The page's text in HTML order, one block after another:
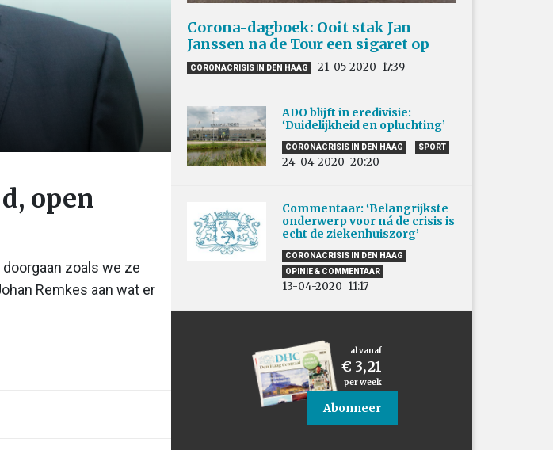
open
zoals we ze
Remkes aan wat er
Corona-dagboek: Ooit stak Jan
Janssen na de Tour een sigaret op
CORONACRISIS IN DEN HAAG 21-05-2020 17:39
ADO blijft in eredivisie:
‘Duidelijkheid en opluchting’
CORONACRISIS IN DEN HAAG SPORT
24-04-2020 20:20
Commentaar: ‘Belangrijkste
onderwerp voor ná de crisis is
echt de ziekenhuiszorg’
CORONACRISIS IN DEN HAAG
OPINIE & COMMENTAAR
13-04-2020 11:17
al vanaf
€ 3,21
per week
Abonneer